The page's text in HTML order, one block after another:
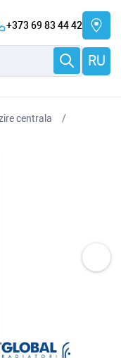
+373 69 83 44 42
RU
centrala